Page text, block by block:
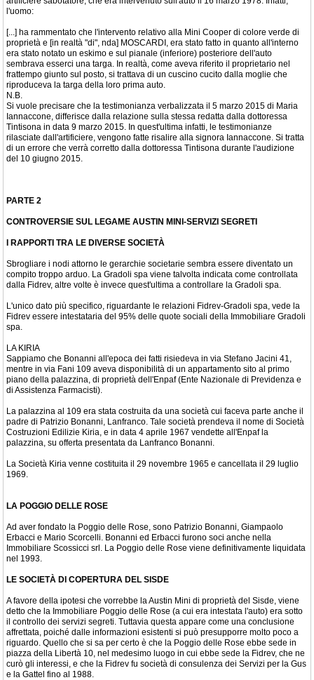
l'uomo:
[...] ha rammentato che l'intervento relativo alla Mini Cooper di colore verde di
proprietà e [in realtà "di", nda] MOSCARDI, era stato fatto in quanto all'interno
era stato notato un eskimo e sul pianale (inferiore) posteriore dell'auto
sembrava esserci una targa. In realtà, come aveva riferito il proprietario nel
frattempo giunto sul posto, si trattava di un cuscino cucito dalla moglie che
riproduceva la targa della loro prima auto.
N.B.
Si vuole precisare che la testimonianza verbalizzata il 5 marzo 2015 di Maria
Iannaccone, differisce dalla relazione sulla stessa redatta dalla dottoressa
Tintisona in data 9 marzo 2015. In quest'ultima infatti, le testimonianze
rilasciate dall'artificiere, vengono fatte risalire alla signora Iannaccone. Si tratta
di un errore che verrà corretto dalla dottoressa Tintisona durante l'audizione
del 10 giugno 2015.
PARTE 2
CONTROVERSIE SUL LEGAME AUSTIN MINI-SERVIZI SEGRETI
I RAPPORTI TRA LE DIVERSE SOCIETÀ
Sbrogliare i nodi attorno le gerarchie societarie sembra essere diventato un
compito troppo arduo. La Gradoli spa viene talvolta indicata come controllata
dalla Fidrev, altre volte è invece quest'ultima a controllare la Gradoli spa.
L'unico dato più specifico, riguardante le relazioni Fidrev-Gradoli spa, vede la
Fidrev essere intestataria del 95% delle quote sociali della Immobiliare Gradoli
spa.
LA KIRIA
Sappiamo che Bonanni all'epoca dei fatti risiedeva in via Stefano Jacini 41,
mentre in via Fani 109 aveva disponibilità di un appartamento sito al primo
piano della palazzina, di proprietà dell'Enpaf (Ente Nazionale di Previdenza e
di Assistenza Farmacisti).
La palazzina al 109 era stata costruita da una società cui faceva parte anche il
padre di Patrizio Bonanni, Lanfranco. Tale società prendeva il nome di Società
Costruzioni Edilizie Kiria, e in data 4 aprile 1967 vendette all'Enpaf la
palazzina, su offerta presentata da Lanfranco Bonanni.
La Società Kiria venne costituita il 29 novembre 1965 e cancellata il 29 luglio
1969.
LA POGGIO DELLE ROSE
Ad aver fondato la Poggio delle Rose, sono Patrizio Bonanni, Giampaolo
Erbacci e Mario Scorcelli. Bonanni ed Erbacci furono soci anche nella
Immobiliare Scossicci srl. La Poggio delle Rose viene definitivamente liquidata
nel 1993.
LE SOCIETÀ DI COPERTURA DEL SISDE
A favore della ipotesi che vorrebbe la Austin Mini di proprietà del Sisde, viene
detto che la Immobiliare Poggio delle Rose (a cui era intestata l'auto) era sotto
il controllo dei servizi segreti. Tuttavia questa appare come una conclusione
affrettata, poiché dalle informazioni esistenti si può presupporre molto poco a
riguardo. Quello che si sa per certo è che la Poggio delle Rose ebbe sede in
piazza della Libertà 10, nel medesimo luogo in cui ebbe sede la Fidrev, che ne
curò gli interessi, e che la Fidrev fu società di consulenza dei Servizi per la Gus
e la Gattel fino al 1988.